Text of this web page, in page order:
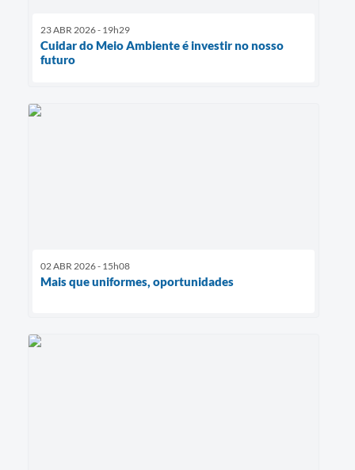
23 ABR 2026 - 19h29
Cuidar do Meio Ambiente é investir no nosso
futuro
02 ABR 2026 - 15h08
Mais que uniformes, oportunidades